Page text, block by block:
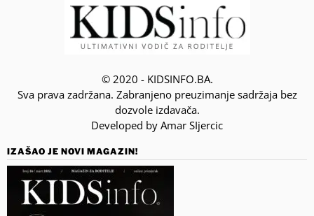
© 2020 - KIDSINFO.BA.
Sva prava zadržana. Zabranjeno preuzimanje sadržaja bez
dozvole izdavača.
Developed by Amar SIjercic
IZAŠAO JE NOVI MAGAZIN!